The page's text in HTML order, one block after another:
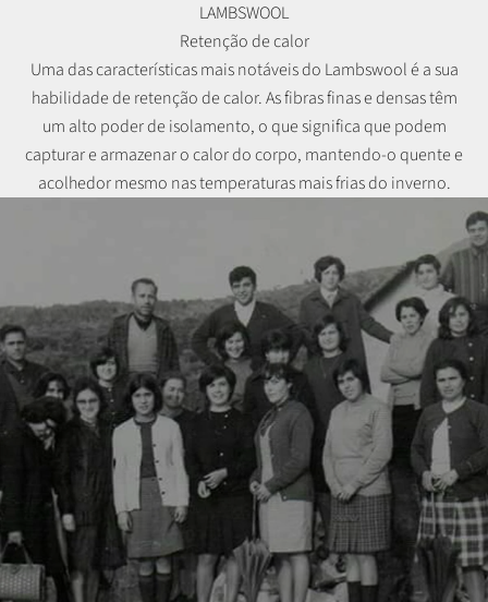
LAMBSWOOL
Retenção de calor
Uma das características mais notáveis do Lambswool é a sua
habilidade de retenção de calor. As fibras finas e densas têm
um alto poder de isolamento, o que significa que podem
capturar e armazenar o calor do corpo, mantendo-o quente e
acolhedor mesmo nas temperaturas mais frias do inverno.